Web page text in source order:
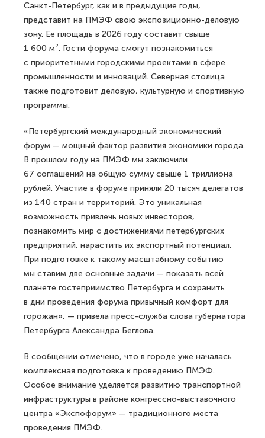
Санкт-Петербург, как и в предыдущие годы,
представит на ПМЭФ свою экспозиционно-деловую
зону. Ее площадь в 2026 году составит свыше
1 600 м². Гости форума смогут познакомиться
с приоритетными городскими проектами в сфере
промышленности и инноваций. Северная столица
также подготовит деловую, культурную и спортивную
программы.
«Петербургский международный экономический
форум — мощный фактор развития экономики города.
В прошлом году на ПМЭФ мы заключили
67 соглашений на общую сумму свыше 1 триллиона
рублей. Участие в форуме приняли 20 тысяч делегатов
из 140 стран и территорий. Это уникальная
возможность привлечь новых инвесторов,
познакомить мир с достижениями петербургских
предприятий, нарастить их экспортный потенциал.
При подготовке к такому масштабному событию
мы ставим две основные задачи — показать всей
планете гостеприимство Петербурга и сохранить
в дни проведения форума привычный комфорт для
горожан», — привела пресс-служба слова губернатора
Петербурга Александра Беглова.
В сообщении отмечено, что в городе уже началась
комплексная подготовка к проведению ПМЭФ.
Особое внимание уделяется развитию транспортной
инфраструктуры в районе конгрессно-выставочного
центра «Экспофорум» — традиционного места
проведения ПМЭФ.